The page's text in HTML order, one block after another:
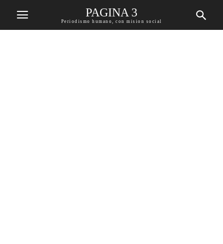
PAGINA 3
Periodismo humano, con mision social